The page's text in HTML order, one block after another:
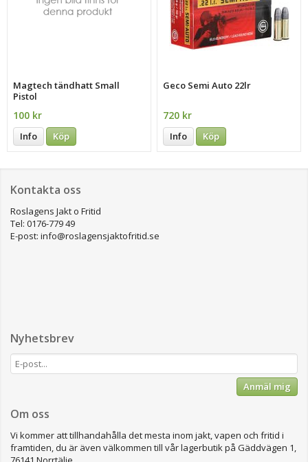
Magtech tändhatt Small
Pistol
100 kr
Info Köp
Geco Semi Auto 22lr
720 kr
Info Köp
Kontakta oss
Roslagens Jakt o Fritid
Tel: 0176-779 49
E-post: info@roslagensjaktofritid.se
Nyhetsbrev
Anmäl mig
Om oss
Vi kommer att tillhandahålla det mesta inom jakt, vapen och fritid i
framtiden, du är även välkommen till vår lagerbutik på Gäddvägen 1,